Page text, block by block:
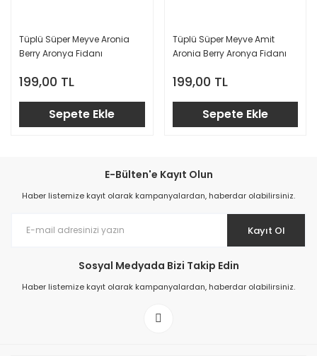
Tüplü Süper Meyve Aronia
Berry Aronya Fidanı
199,00 TL
Sepete Ekle
Tüplü Süper Meyve Amit
Aronia Berry Aronya Fidanı
199,00 TL
Sepete Ekle
E-Bülten'e Kayıt Olun
Haber listemize kayıt olarak kampanyalardan, haberdar olabilirsiniz.
Kayıt Ol
Sosyal Medyada Bizi Takip Edin
Haber listemize kayıt olarak kampanyalardan, haberdar olabilirsiniz.